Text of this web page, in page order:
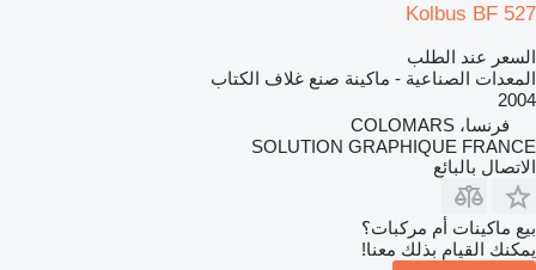
Kolbus BF 527
السعر عند الطلب
المعدات الصناعية - ماكينة صنع غلاف الكتاب
2004
فرنسا، COLOMARS
SOLUTION GRAPHIQUE FRANCE
الاتصال بالبائع
بيع ماكينات أم مركبات؟
يمكنك القيام بذلك معنا!